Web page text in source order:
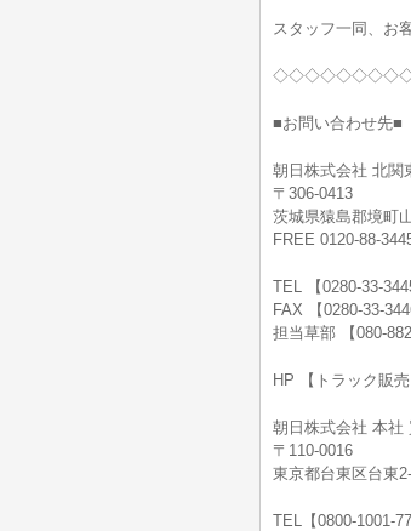
スタッフ一同、お
■お問い合わせ先■
朝日株式会社 北関
〒306-0413
茨城県猿島郡境町
FREE 0120-88-
TEL 【0280-33-
FAX 【0280-33-
担当草部 【080-
HP 【トラック販
朝日株式会社 本社
〒110-0016
東京都台東区台東
TEL【0800-1001-